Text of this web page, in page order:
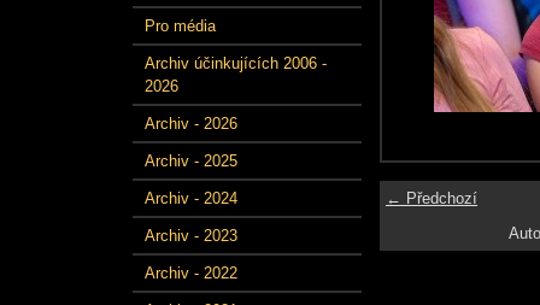
Pro média
Archiv účinkujících 2006 -
2026
Archiv - 2026
Archiv - 2025
Archiv - 2024
Archiv - 2023
Archiv - 2022
← Předchozí